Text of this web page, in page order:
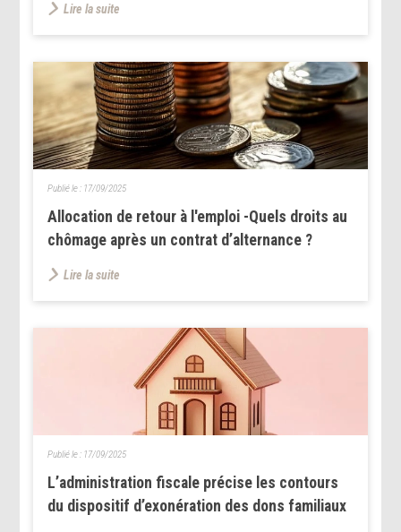
Lire la suite
Allocation de retour à l'emploi -Quels droits au
chômage après un contrat d’alternance ?
Publié le : 17/09/2025
Lire la suite
L’administration fiscale précise les contours
du dispositif d’exonération des dons familiaux
Publié le : 17/09/2025